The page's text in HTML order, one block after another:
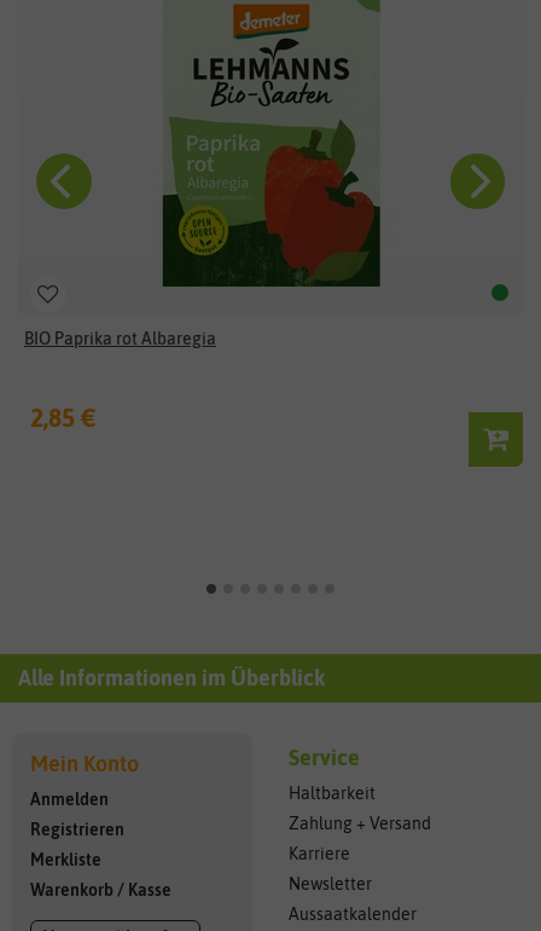
BIO Paprika rot Albaregia
2,85 €
Alle Informationen im Überblick
Mein Konto
Anmelden
Registrieren
Merkliste
Warenkorb / Kasse
Service
Haltbarkeit
Zahlung + Versand
Karriere
Newsletter
Aussaatkalender